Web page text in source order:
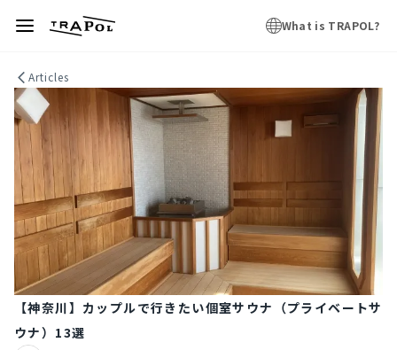
What is TRAPOL?
Articles
【神奈川】カップルで行きたい個室サウナ（プライベートサ
ウナ）13選